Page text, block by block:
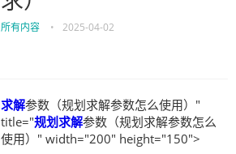
所有内容 • 2025-04-02
求解参数（规划求解参数怎么使用）"
title="规划求解参数（规划求解参数怎么
使用）" width="200" height="150">